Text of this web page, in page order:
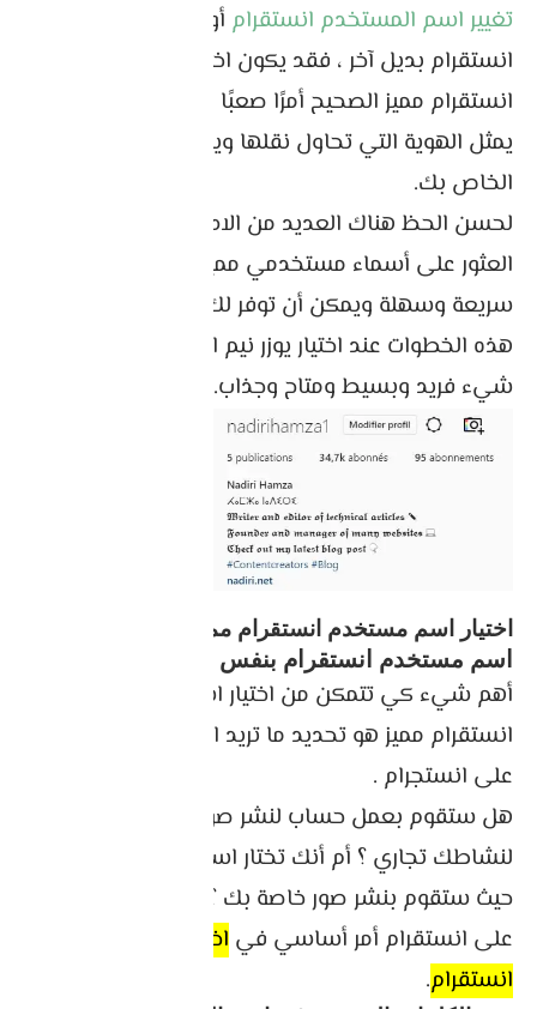
تغيير اسم المستخدم انستقرام أو إنشاء حساب
انستقرام بديل آخر ، فقد يكون اختيار اسم مستخدم
انستقرام مميز الصحيح أمرًا صعبًا ، ولكنه مهم جدًا. إنه
يمثل الهوية التي تحاول نقلها ويقدم المحتوى
الخاص بك.
لحسن الحظ هناك العديد من الادوات التي تساعد في
العثور على أسماء مستخدمي مميزة . هذه الأداة
سريعة وسهلة ويمكن أن توفر لك الوقت والطاق. اتبع
هذه الخطوات عند اختيار يوزر نيم انستقرام للعثور على
شيء فريد وبسيط ومتاح وجذاب.
اختيار اسم مستخدم انستقرام مميز و جذاب
اسم مستخدم انستقرام بنفس سياق
أهم شيء كي تتمكن من اختيار اسم مستخدم
انستقرام مميز هو تحديد ما تريد القيام به في حسابك
على انستجرام .
هل ستقوم بعمل حساب لنشر صور و فيديوهات
لنشاطك تجاري ؟ أم أنك تختار اسم مستخدم لحساب
حيث ستقوم بنشر صور خاصة بك ؟ تحديد نوع حسابك
على انستقرام أمر أساسي في اختيار يوزر نيم
انستقرام.